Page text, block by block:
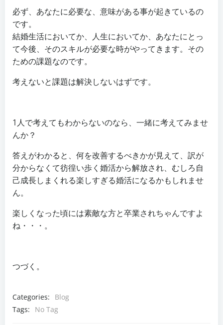
必ず、あなたに必要な、意味がある事が起きているの
です。
結婚生活においてか、人生においてか、あなたにとっ
て今後、そのスキルが必要な時がやってきます。その
ための課題なのです。
考えないと課題は解決しないはずです。
1人で考えてもわからないのなら、一緒に考えてみませ
んか？
答えがわかると、何を改善するべきかが見えて、訳が
分からなくて彷徨い歩く婚活から解放され、むしろ自
己成長しまくれる楽しすぎる婚活になるかもしれませ
ん。
楽しくなった頃には素敵な方と卒業されちゃんですよ
ね・・・。
つづく。
Categories:
Blog
Tags:
No Tag